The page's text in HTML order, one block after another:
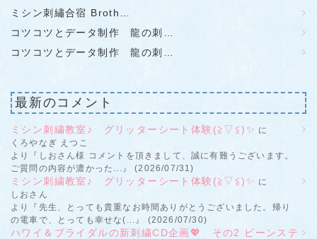
ミシン刺繡合宿 Broth…
コツコツとデータ制作 龍の刺…
コツコツとデータ制作 龍の刺…
最新のコメント
ミシン刺繍教室♪ グリッターシート体験(≧▽≦)✨ に
くろやなぎ えつこ
より『しおさん様 コメントを頂きまして、誠に有難うございます。
ご質問の内容が濃かった...』 (2026/07/31)
ミシン刺繍教室♪ グリッターシート体験(≧▽≦)✨ に
しおさん
より『先生、とっても貴重なお時間ありがとうございました。帰り
の電車で、とっても幸せな(...』 (2026/07/30)
ハワイ＆ブライダルの新刺繍CD企画💖 その2 ビーンステ